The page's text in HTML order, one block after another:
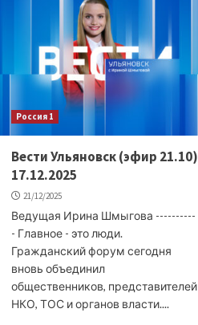
Россия 1
Вести Ульяновск (эфир 21.10)
17.12.2025
21/12/2025
Ведущая Ирина Шмыгова ----------
- Главное - это люди.
Гражданский форум сегодня
вновь объединил
общественников, представителей
НКО, ТОС и органов власти....